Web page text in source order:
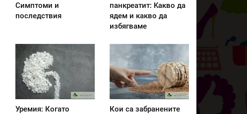
Симптоми и
последствия
панкреатит: Kакво да
ядем и какво да
избягваме
Уремия: Когато
Кои са забранените